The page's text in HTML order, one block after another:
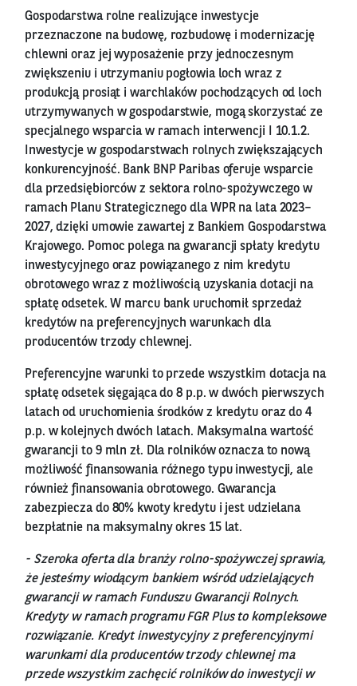
Gospodarstwa rolne realizujące inwestycje
przeznaczone na budowę, rozbudowę i modernizację
chlewni oraz jej wyposażenie przy jednoczesnym
zwiększeniu i utrzymaniu pogłowia loch wraz z
produkcją prosiąt i warchlaków pochodzących od loch
utrzymywanych w gospodarstwie, mogą skorzystać ze
specjalnego wsparcia w ramach interwencji I 10.1.2.
Inwestycje w gospodarstwach rolnych zwiększających
konkurencyjność. Bank BNP Paribas oferuje wsparcie
dla przedsiębiorców z sektora rolno-spożywczego w
ramach Planu Strategicznego dla WPR na lata 2023–
2027, dzięki umowie zawartej z Bankiem Gospodarstwa
Krajowego. Pomoc polega na gwarancji spłaty kredytu
inwestycyjnego oraz powiązanego z nim kredytu
obrotowego wraz z możliwością uzyskania dotacji na
spłatę odsetek. W marcu bank uruchomił sprzedaż
kredytów na preferencyjnych warunkach dla
producentów trzody chlewnej.
Preferencyjne warunki to przede wszystkim dotacja na
spłatę odsetek sięgająca do 8 p.p. w dwóch pierwszych
latach od uruchomienia środków z kredytu oraz do 4
p.p. w kolejnych dwóch latach. Maksymalna wartość
gwarancji to 9 mln zł. Dla rolników oznacza to nową
możliwość finansowania różnego typu inwestycji, ale
również finansowania obrotowego. Gwarancja
zabezpiecza do 80% kwoty kredytu i jest udzielana
bezpłatnie na maksymalny okres 15 lat.
- Szeroka oferta dla branży rolno-spożywczej sprawia,
że jesteśmy wiodącym bankiem wśród udzielających
gwarancji w ramach Funduszu Gwarancji Rolnych.
Kredyty w ramach programu FGR Plus to kompleksowe
rozwiązanie. Kredyt inwestycyjny z preferencyjnymi
warunkami dla producentów trzody chlewnej ma
przede wszystkim zachęcić rolników do inwestycji w